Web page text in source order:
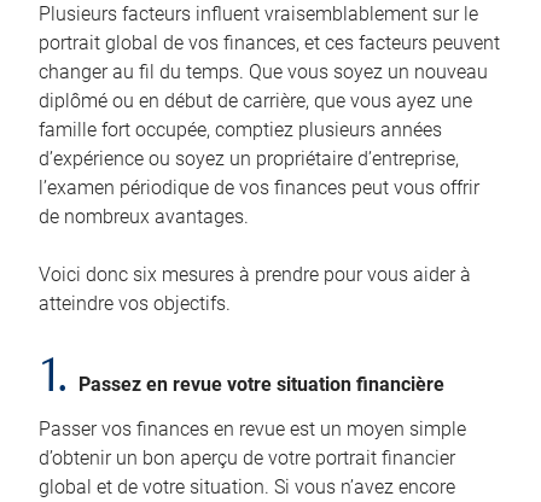
Plusieurs facteurs influent vraisemblablement sur le
portrait global de vos finances, et ces facteurs peuvent
changer au fil du temps. Que vous soyez un nouveau
diplômé ou en début de carrière, que vous ayez une
famille fort occupée, comptiez plusieurs années
d’expérience ou soyez un propriétaire d’entreprise,
l’examen périodique de vos finances peut vous offrir
de nombreux avantages.
Voici donc six mesures à prendre pour vous aider à
atteindre vos objectifs.
1.
Passez en revue votre situation financière
Passer vos finances en revue est un moyen simple
d’obtenir un bon aperçu de votre portrait financier
global et de votre situation. Si vous n’avez encore